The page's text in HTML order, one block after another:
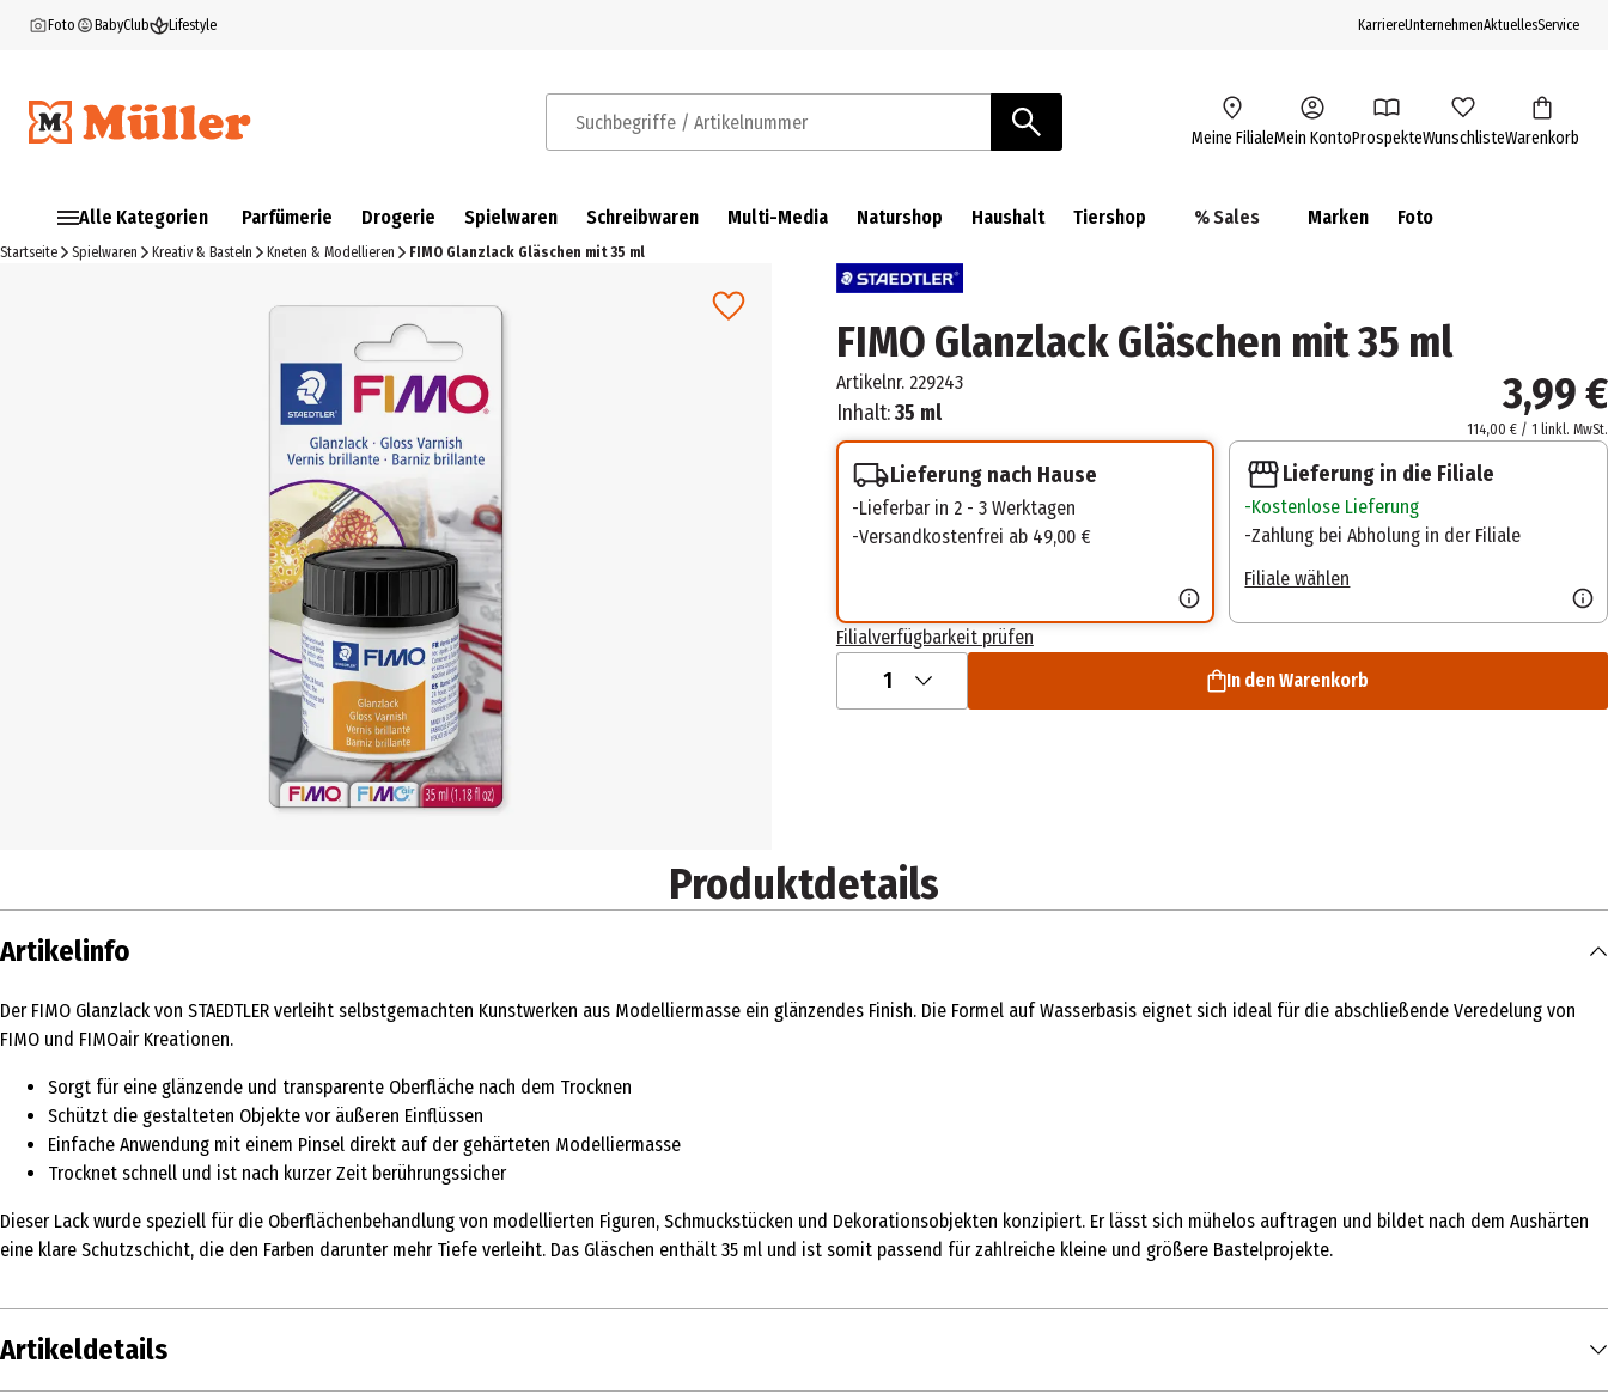
Foto BabyClub Lifestyle KarriereUnternehmenAktuellesService
Suchbegriffe / Artikelnummer Meine FilialeMein KontoProspekteWunschlisteWarenkorb
Alle Kategorien Parfümerie Drogerie Spielwaren Schreibwaren Multi-Media Naturshop Haushalt Tiershop % Sales Marken Foto
Startseite Spielwaren Kreativ & Basteln Kneten & Modellieren FIMO Glanzlack Gläschen mit 35 ml
FIMO Glanzlack Gläschen mit 35 ml
Artikelnr. 229243
Inhalt:35 ml 3,99 €
114,00 € / 1 linkl. MwSt.
Lieferung nach Hause
Lieferbar in 2 - 3 Werktagen
Versandkostenfrei ab 49,00 €
Lieferung in die Filiale
Kostenlose Lieferung
Zahlung bei Abholung in der Filiale
Filiale wählen
Filialverfügbarkeit prüfen
1 In den Warenkorb
Produktdetails
Artikelinfo
Der FIMO Glanzlack von STAEDTLER verleiht selbstgemachten Kunstwerken aus Modelliermasse ein glänzendes Finish. Die Formel auf Wasserbasis eignet sich ideal für die abschließende Veredelung von
FIMO und FIMOair Kreationen.
Sorgt für eine glänzende und transparente Oberfläche nach dem Trocknen
Schützt die gestalteten Objekte vor äußeren Einflüssen
Einfache Anwendung mit einem Pinsel direkt auf der gehärteten Modelliermasse
Trocknet schnell und ist nach kurzer Zeit berührungssicher
Dieser Lack wurde speziell für die Oberflächenbehandlung von modellierten Figuren, Schmuckstücken und Dekorationsobjekten konzipiert. Er lässt sich mühelos auftragen und bildet nach dem Aushärten
eine klare Schutzschicht, die den Farben darunter mehr Tiefe verleiht. Das Gläschen enthält 35 ml und ist somit passend für zahlreiche kleine und größere Bastelprojekte.
Artikeldetails